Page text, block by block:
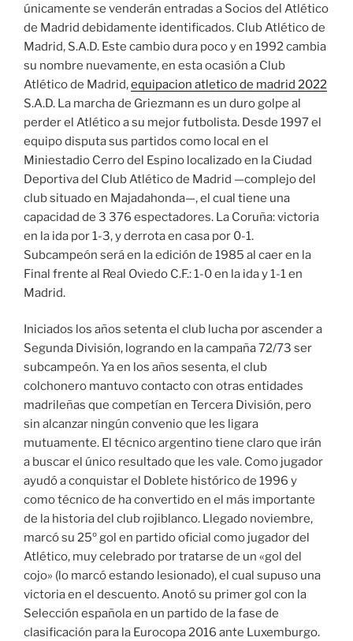
únicamente se venderán entradas a Socios del Atlético
de Madrid debidamente identificados. Club Atlético de
Madrid, S.A.D. Este cambio dura poco y en 1992 cambia
su nombre nuevamente, en esta ocasión a Club
Atlético de Madrid,equipacion atletico de madrid 2022
S.A.D. La marcha de Griezmann es un duro golpe al
perder el Atlético a su mejor futbolista. Desde 1997 el
equipo disputa sus partidos como local en el
Miniestadio Cerro del Espino localizado en la Ciudad
Deportiva del Club Atlético de Madrid —complejo del
club situado en Majadahonda—, el cual tiene una
capacidad de 3 376 espectadores. La Coruña: victoria
en la ida por 1-3, y derrota en casa por 0-1.
Subcampeón será en la edición de 1985 al caer en la
Final frente al Real Oviedo C.F.: 1-0 en la ida y 1-1 en
Madrid.
Iniciados los años setenta el club lucha por ascender a
Segunda División, logrando en la campaña 72/73 ser
subcampeón. Ya en los años sesenta, el club
colchonero mantuvo contacto con otras entidades
madrileñas que competían en Tercera División, pero
sin alcanzar ningún convenio que les ligara
mutuamente. El técnico argentino tiene claro que irán
a buscar el único resultado que les vale. Como jugador
ayudó a conquistar el Doblete histórico de 1996 y
como técnico de ha convertido en el más importante
de la historia del club rojiblanco. Llegado noviembre,
marcó su 25º gol en partido oficial como jugador del
Atlético, muy celebrado por tratarse de un «gol del
cojo» (lo marcó estando lesionado), el cual supuso una
victoria en el descuento. Anotó su primer gol con la
Selección española en un partido de la fase de
clasificación para la Eurocopa 2016 ante Luxemburgo.